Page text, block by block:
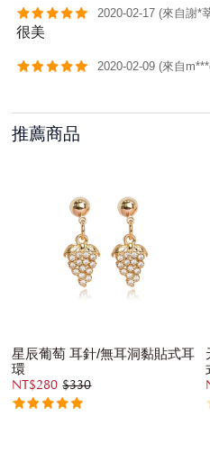
2020-02-17 (來自謝*
很美
2020-02-09 (來自
推薦商品
星辰葡萄 耳針/無耳洞黏貼式耳
環
NT$280 $330